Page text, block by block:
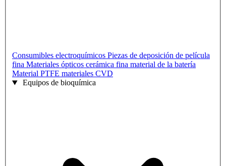
Consumibles electroquímicos Piezas de deposición de película
fina Materiales ópticos cerámica fina material de la batería
Material PTFE materiales CVD
Equipos de bioquímica